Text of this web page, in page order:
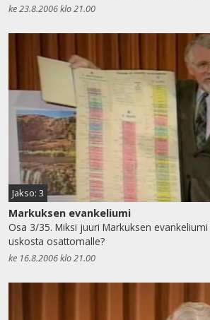
ke 23.8.2006 klo 21.00
Jakso: 3
Markuksen evankeliumi
Osa 3/35. Miksi juuri Markuksen
uskosta osattomalle?
ke 16.8.2006 klo 21.00